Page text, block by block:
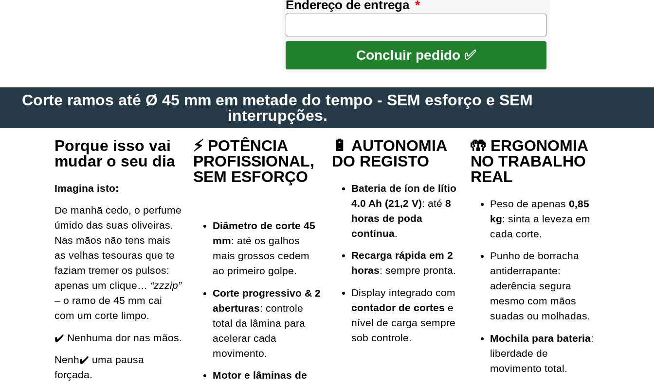
Endereço de entrega
Concluir pedido ✅
Corte ramos até Ø 45 mm em metade do tempo - SEM esforço e SEM
interrupções.
Porque isso vai
mudar o seu dia
Imagina isto:
De manhã cedo, o perfume
úmido das suas oliveiras.
Nas mãos não tens mais
as velhas tesouras que te
faziam tremer os pulsos:
apenas um clique… “zzzip”
– o ramo de 45 mm cai
com um corte limpo.
✔️ Nenhuma dor nas mãos.
Nenh✔️ uma pausa
forçada.
⚡ POTÊNCIA
PROFISSIONAL,
SEM ESFORÇO
Diâmetro de corte 45
mm: até os galhos
mais grossos cedem
ao primeiro golpe.
Corte progressivo & 2
aberturas: controle
total da lâmina para
acelerar cada
movimento.
Motor e lâminas de
🔋 AUTONOMIA
DO REGISTO
Bateria de íon de lítio
4.0 Ah (21,2 V): até 8
horas de poda
contínua.
Recarga rápida em 2
horas: sempre pronta.
Display integrado com
contador de cortes e
nível de carga sempre
sob controle.
🤲 ERGONOMIA
NO TRABALHO
REAL
Peso de apenas 0,85
kg: sinta a leveza em
cada corte.
Punho de borracha
antiderrapante:
aderência segura
mesmo com mãos
suadas ou molhadas.
Mochila para bateria:
liberdade de
movimento total.